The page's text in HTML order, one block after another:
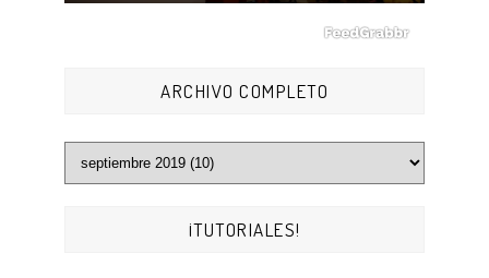
ARCHIVO COMPLETO
¡TUTORIALES!